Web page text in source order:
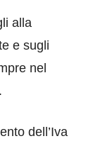
alla
e sugli
nel
dell’Iva